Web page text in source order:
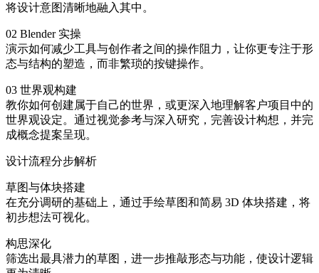
将设计意图清晰地融入其中。
02 Blender 实操
演示如何减少工具与创作者之间的操作阻力，让你更专注于形
态与结构的塑造，而非繁琐的按键操作。
03 世界观构建
教你如何创建属于自己的世界，或更深入地理解客户项目中的
世界观设定。通过视觉参考与深入研究，完善设计构想，并完
成概念提案呈现。
设计流程分步解析
草图与体块搭建
在充分调研的基础上，通过手绘草图和简易 3D 体块搭建，将
初步想法可视化。
构思深化
筛选出最具潜力的草图，进一步推敲形态与功能，使设计逻辑